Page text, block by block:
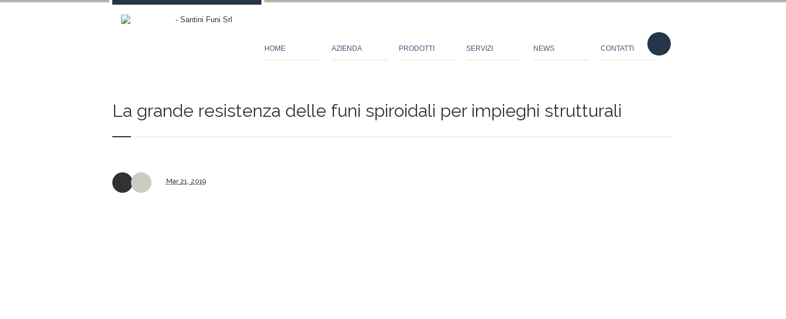
HOME AZIENDA PRODOTTI SERVIZI NEWS CONTATTI
La grande resistenza delle funi spiroidali per impieghi strutturali
Mar 21, 2019